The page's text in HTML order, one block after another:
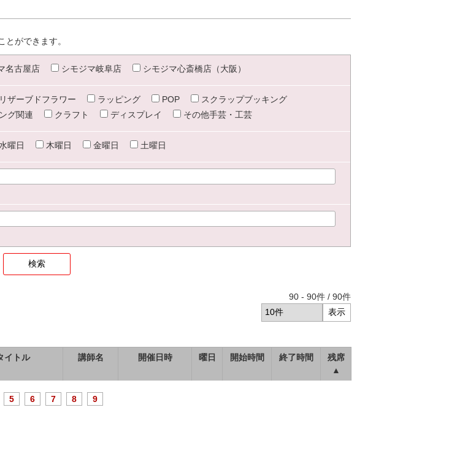
ができます。
名古屋店 シモジマ岐阜店 シモジマ心斎橋店（大阪）
ザーブドフラワー ラッピング POP
スクラップブッキング
グ関連 クラフト ディスプレイ その他手芸・工芸
曜日 木曜日 金曜日 土曜日
90 - 90件 / 90件
イトル 講師名 開催日時 曜日 開始時間 終了時間
残席
▲
5 6 7 8 9